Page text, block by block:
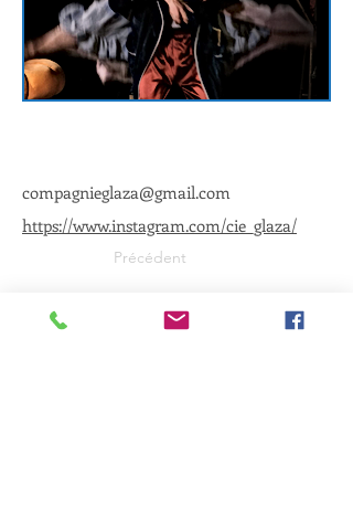
compagnieglaza@gmail.com
https://www.instagram.com/cie_glaza/
Précédent
Suivant